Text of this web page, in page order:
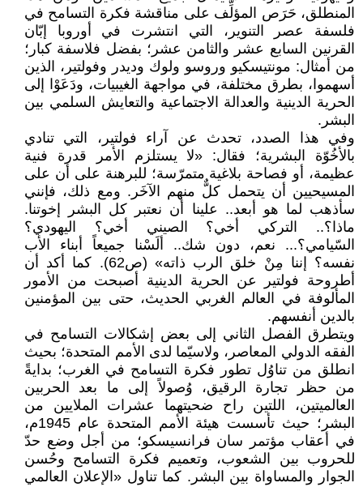
المنطلق، حَرَص المؤلِّف على مناقشة فكرة التسامح في
فلسفة عصر التنوير، التي انتشرت في أوروبا إبّان
القرنين السابع عشر والثامن عشر؛ بفضل فلاسفة كبار؛
من أمثال: مونتيسكيو وروسو ولوك وديدر وفولتير، الذين
أسهموا، بطرق مختلفة، في مواجهة الغيبيات، ودَعَوْا إلى
الحرية الدينية والعدالة الاجتماعية والتعايش السلمي بين
البشر.
وفي هذا الصدد، تحدث عن آراء فولتير، التي تنادي
بالأخُوّة البشرية؛ فقال: «لا يستلزم الأمر قدرة فنية
عظيمة، أو فصاحة بلاغية متمرّسة؛ للبرهنة على أن على
المسيحيين أن يتحمل كلٌّ منهم الآخَر. ومع ذلك، فإنني
سأذهب لما هو أبعد.. علينا أن نعتبر كل البشر إخوتنا.
ماذا؟.. التركي أخي؟ الصيني أخي؟ اليهودي؟
السّيامي؟... نعم، دون شك.. ألَسْنا جميعاً أبناء الأب
نفسه؟ إننا مِنْ خلق الرب ذاته» (ص62). كما أكد أن
أطروحة فولتير عن الحرية الدينية أصبحت من الأمور
المألوفة في العالم الغربي الحديث، حتى بين المؤمنين
بالدين أنفسهم.
ويتطرق الفصل الثاني إلى بعض إشكالات التسامح في
الفقه الدولي المعاصر، ولاسيّما لدى الأمم المتحدة؛ بحيث
انطلق من تناوُل تطور فكرة التسامح في الغرب؛ بدايةً
من حظر تجارة الرقيق، وُصولاً إلى ما بعد الحربين
العالميتين، اللتين راح ضحيتهما عشرات الملايين من
البشر؛ حيث تأسست هيئة الأمم المتحدة عام 1945م،
في أعقاب مؤتمر سان فرانسيسكو؛ من أجل وضع حدّ
للحروب بين الشعوب، وتعميم فكرة التسامح وحُسن
الجوار والمساواة بين البشر. كما تناول «الإعلان العالمي